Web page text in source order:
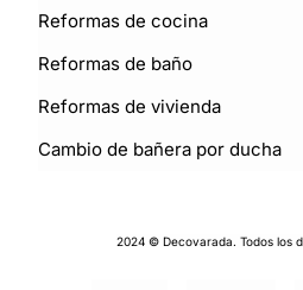
Reformas de cocina
Reformas de baño
Reformas de vivienda
Cambio de bañera por ducha
2024 © Decovarada. Todos los